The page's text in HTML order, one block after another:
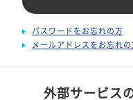
パスワードをお忘れの方
メールアドレスをお忘れの
外部サービス